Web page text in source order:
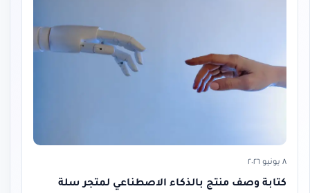
٨ يونيو ٢٠٢٦
كتابة وصف منتج بالذكاء الاصطناعي لمتجر سلة